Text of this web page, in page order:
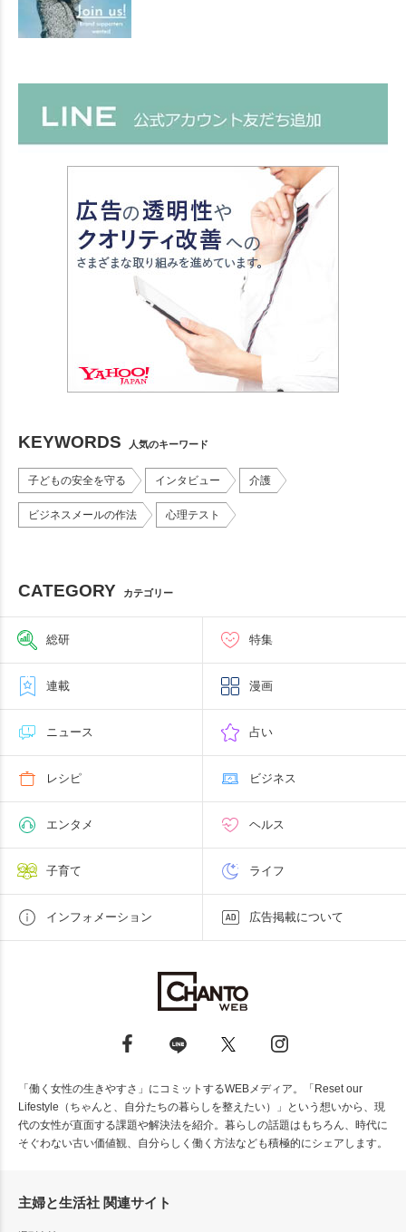
KEYWORDS 人気のキーワード
子どもの安全を守る インタビュー 介護
ビジネスメールの作法 心理テスト
CATEGORY カテゴリー
総研 特集
連載 漫画
ニュース 占い
レシピ ビジネス
エンタメ ヘルス
子育て ライフ
インフォメーション 広告掲載について
「働く女性の生きやすさ」にコミットするWEBメディア。「Reset our
Lifestyle（ちゃんと、自分たちの暮らしを整えたい）」という想いから、現
代の女性が直面する課題や解決法を紹介。暮らしの話題はもちろん、時代に
そぐわない古い価値観、自分らしく働く方法なども積極的にシェアします。
主婦と生活社 関連サイト